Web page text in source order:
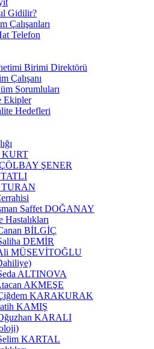
Gidilir?
Çalışanları
Telefon
Birimi Direktörü
Çalışanı
Sorumluları
Ekipler
Hedefleri
KURT
ŞENER
TURAN
Saffet DOĞANAY
Hastalıkları
BİLGİÇ
DEMİR
MÜSEVİTOĞLU
ALTINOVA
AKMEŞE
KARAKURAK
KAMIŞ
KARALI
KARTAL